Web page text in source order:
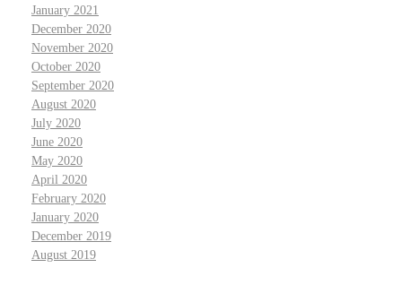
January 2021
December 2020
November 2020
October 2020
September 2020
August 2020
July 2020
June 2020
May 2020
April 2020
February 2020
January 2020
December 2019
August 2019